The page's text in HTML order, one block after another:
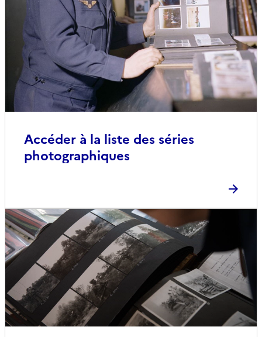
Accéder à la liste des séries
photographiques